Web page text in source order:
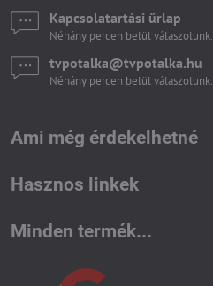
Kapcsolatartási űrlap
Néhány percen belül válaszolunk.
tvpotalka​@tvpotalka​.hu
Néhány percen belül válaszolunk.
Ami még érdekelhetné
Hasznos linkek
Minden termék...